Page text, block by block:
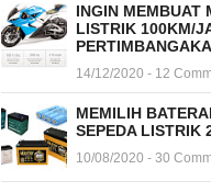
INGIN MEMBUAT
LISTRIK 100KM/
14/12/2020 - 12
MEMILIH
SEPEDA LISTRIK
10/08/2020 - 30